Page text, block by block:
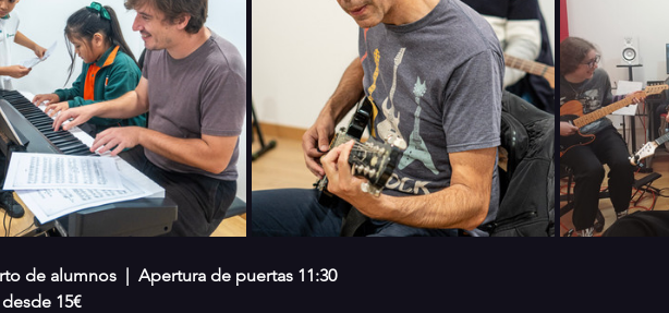
de alumnos  |  Apertura de puertas 11:30
15€